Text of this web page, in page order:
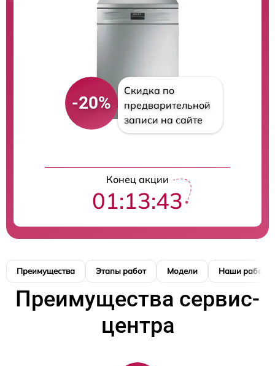
-20%
Скидка по
предварительной
записи на сайте
Конец акции
01:13:42
Преимущества Этапы работ Модели Наши работы
Преимущества сервис-
центра